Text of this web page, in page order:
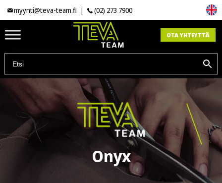
myynti@teva-team.fi | (02) 273 7900
OTA YHTEYTTÄ
Onyx